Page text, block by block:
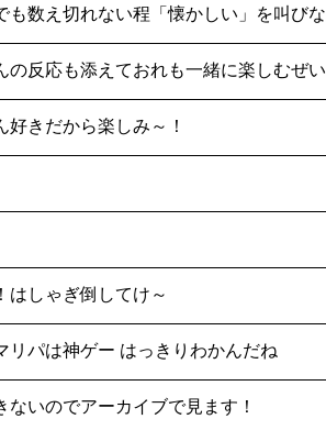
も数え切れない程「懐かしい」を叫び
の反応も添えておれも一緒に楽しむぜい
好きだから楽しみ～！
はしゃぎ倒してけ～
リパは神ゲー はっきりわかんだね
ないのでアーカイブで見ます！